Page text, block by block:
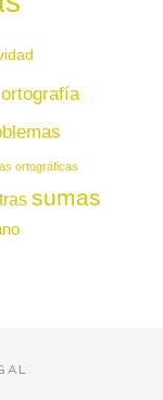
ortografía
ortográficas
sumas